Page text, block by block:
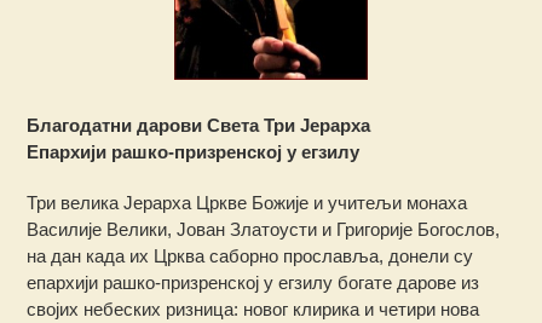
Благодатни дарови Света Три Јерарха
Епархији рашко-призренској у егзилу
Три велика Јерарха Цркве Божије и учитељи монаха
Василије Велики, Јован Златоусти и Григорије Богослов,
на дан када их Црква саборно прославља, донели су
епархији рашко-призренској у егзилу богате дарове из
својих небеских ризница: новог клирика и четири нова